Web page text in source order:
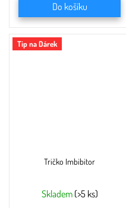
Do košíku
Tip na Dárek
Tričko Imbibitor
Skladem (>5 ks)